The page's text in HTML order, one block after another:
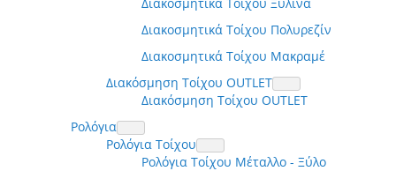
Διακοσμητικά Τοίχου Πολυρεζίν
Διακοσμητικά Τοίχου Μακραμέ
Διακόσμηση Τοίχου OUTLET
Διακόσμηση Τοίχου OUTLET
Ρολόγια
Ρολόγια Τοίχου
Ρολόγια Τοίχου Μέταλλο - Ξύλο